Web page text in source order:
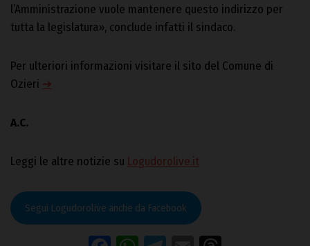
l’Amministrazione vuole mantenere questo indirizzo per
tutta la legislatura», conclude infatti il sindaco.
Per ulteriori informazioni visitare il sito del Comune di
Ozieri ➔
A.C.
Leggi le altre notizie su Logudorolive.it
Segui Logudorolive anche da Facebook